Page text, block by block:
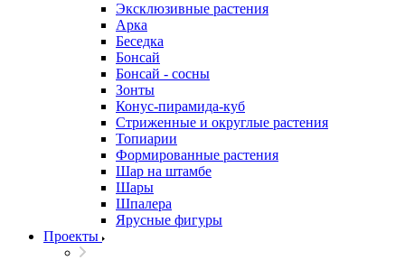
Эксклюзивные растения
Арка
Беседка
Бонсай
Бонсай - сосны
Зонты
Конус-пирамида-куб
Стриженные и округлые растения
Топиарии
Формированные растения
Шар на штамбе
Шары
Шпалера
Ярусные фигуры
Проекты